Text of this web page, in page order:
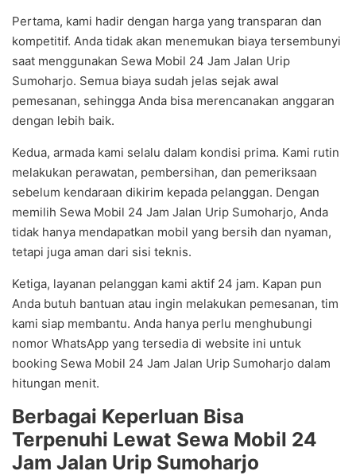
Pertama, kami hadir dengan harga yang transparan dan
kompetitif. Anda tidak akan menemukan biaya tersembunyi
saat menggunakan Sewa Mobil 24 Jam Jalan Urip
Sumoharjo. Semua biaya sudah jelas sejak awal
pemesanan, sehingga Anda bisa merencanakan anggaran
dengan lebih baik.
Kedua, armada kami selalu dalam kondisi prima. Kami rutin
melakukan perawatan, pembersihan, dan pemeriksaan
sebelum kendaraan dikirim kepada pelanggan. Dengan
memilih Sewa Mobil 24 Jam Jalan Urip Sumoharjo, Anda
tidak hanya mendapatkan mobil yang bersih dan nyaman,
tetapi juga aman dari sisi teknis.
Ketiga, layanan pelanggan kami aktif 24 jam. Kapan pun
Anda butuh bantuan atau ingin melakukan pemesanan, tim
kami siap membantu. Anda hanya perlu menghubungi
nomor WhatsApp yang tersedia di website ini untuk
booking Sewa Mobil 24 Jam Jalan Urip Sumoharjo dalam
hitungan menit.
Berbagai Keperluan Bisa
Terpenuhi Lewat Sewa Mobil 24
Jam Jalan Urip Sumoharjo